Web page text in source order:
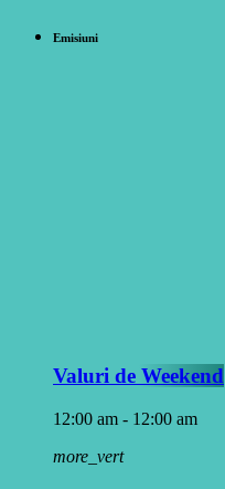
Emisiuni
Valuri de Weekend
12:00 am - 12:00 am
more_vert